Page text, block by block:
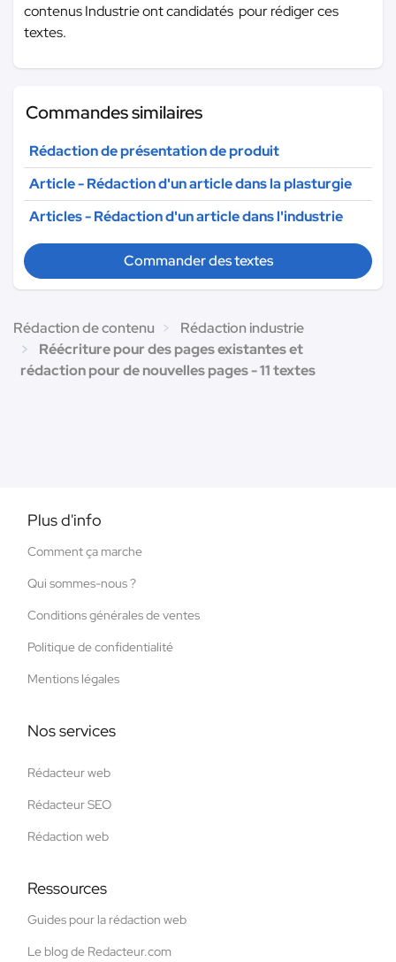
contenus Industrie ont candidatés pour rédiger ces
textes.
Commandes similaires
Rédaction de présentation de produit
Article - Rédaction d'un article dans la plasturgie
Articles - Rédaction d'un article dans l'industrie
Commander des textes
Rédaction de contenu
Rédaction industrie
Réécriture pour des pages existantes et
rédaction pour de nouvelles pages - 11 textes
Plus d'info
Comment ça marche
Qui sommes-nous ?
Conditions générales de ventes
Politique de confidentialité
Mentions légales
Nos services
Rédacteur web
Rédacteur SEO
Rédaction web
Ressources
Guides pour la rédaction web
Le blog de Redacteur.com